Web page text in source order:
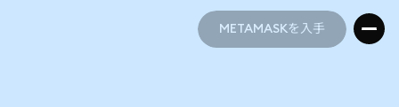
METAMASKを入手